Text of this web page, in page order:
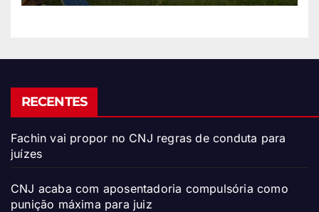
RECENTES
Fachin vai propor no CNJ regras de conduta para
juízes
CNJ acaba com aposentadoria compulsória como
punição máxima para juiz